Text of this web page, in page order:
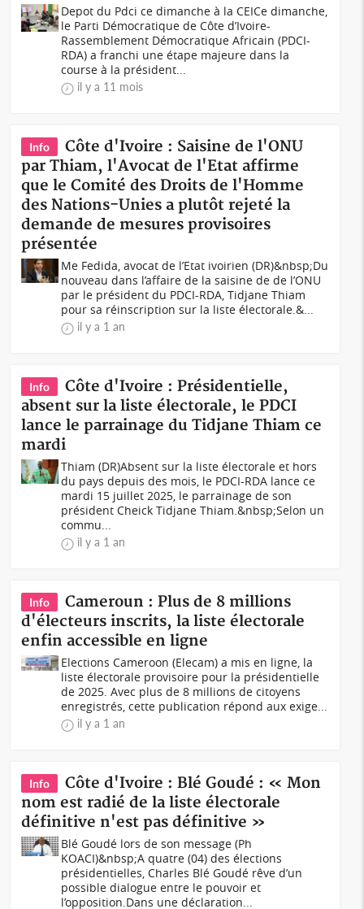
Depot du Pdci ce dimanche à la CEICe dimanche,
le Parti Démocratique de Côte d’Ivoire-
Rassemblement Démocratique Africain (PDCI-
RDA) a franchi une étape majeure dans la
course à la président...
il y a 11 mois
Info
Côte d'Ivoire : Saisine de l'ONU
par Thiam, l'Avocat de l'Etat affirme
que le Comité des Droits de l'Homme
des Nations-Unies a plutôt rejeté la
demande de mesures provisoires
présentée
Me Fedida, avocat de l’Etat ivoirien (DR)&nbsp;Du
nouveau dans l’affaire de la saisine de de l’ONU
par le président du PDCI-RDA, Tidjane Thiam
pour sa réinscription sur la liste électorale.&...
il y a 1 an
Info
Côte d'Ivoire : Présidentielle,
absent sur la liste électorale, le PDCI
lance le parrainage du Tidjane Thiam ce
mardi
Thiam (DR)Absent sur la liste électorale et hors
du pays depuis des mois, le PDCI-RDA lance ce
mardi 15 juillet 2025, le parrainage de son
président Cheick Tidjane Thiam.&nbsp;Selon un
commu...
il y a 1 an
Info
Cameroun : Plus de 8 millions
d'électeurs inscrits, la liste électorale
enfin accessible en ligne
Elections Cameroon (Elecam) a mis en ligne, la
liste électorale provisoire pour la présidentielle
de 2025. Avec plus de 8 millions de citoyens
enregistrés, cette publication répond aux exige...
il y a 1 an
Info
Côte d'Ivoire : Blé Goudé : « Mon
nom est radié de la liste électorale
définitive n'est pas définitive »
Blé Goudé lors de son message (Ph
KOACI)&nbsp;A quatre (04) des élections
présidentielles, Charles Blé Goudé rêve d’un
possible dialogue entre le pouvoir et
l’opposition.Dans une déclaration...